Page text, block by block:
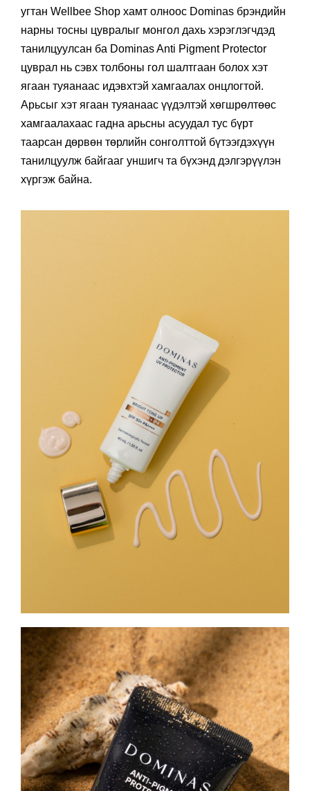
угтан Wellbee Shop хамт олноос Dominas брэндийн
нарны тосны цувралыг монгол дахь хэрэглэгчдэд
танилцуулсан ба Dominas Anti Pigment Protector
цуврал нь сэвх толбоны гол шалтгаан болох хэт
ягаан туяанаас идэвхтэй хамгаалах онцлогтой.
Арьсыг хэт ягаан туяанаас үүдэлтэй хөгшрөлтөөс
хамгаалахаас гадна арьсны асуудал тус бүрт
таарсан дөрвөн төрлийн сонголттой бүтээгдэхүүн
танилцуулж байгааг уншигч та бүхэнд дэлгэрүүлэн
хүргэж байна.